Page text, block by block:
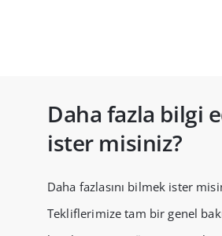
Daha fazla bilgi
ister misiniz?
Daha fazlasını bilmek ister
Tekliflerimize tam bir genel